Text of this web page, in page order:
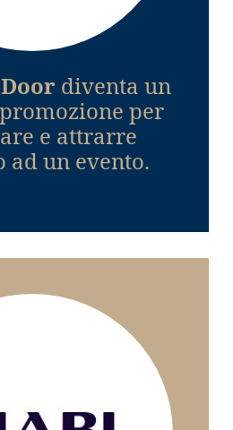
diventa un
per
e attrarre
ad un evento.